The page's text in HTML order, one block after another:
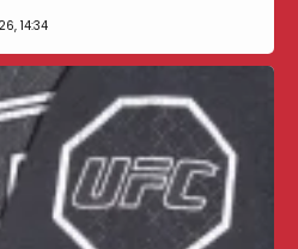
14:34